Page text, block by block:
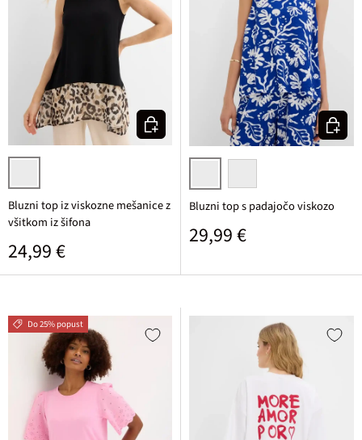
črna/leopardji živalski vzorec
Bluzni top iz viskozne mešanice z
všitkom iz šifona
Običajna cena
24,99 €
Izberi varianto
kobaltna/bela potiskana
temno rjava/bela
Bluzni top s padajočo viskozo
Običajna cena
29,99 €
Izberi
Do 25% popust